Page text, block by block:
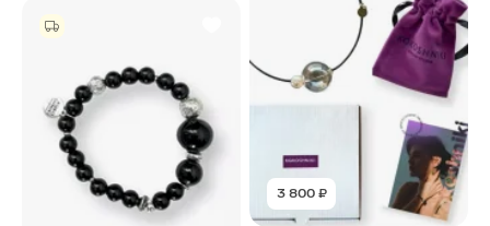
3 800 ₽